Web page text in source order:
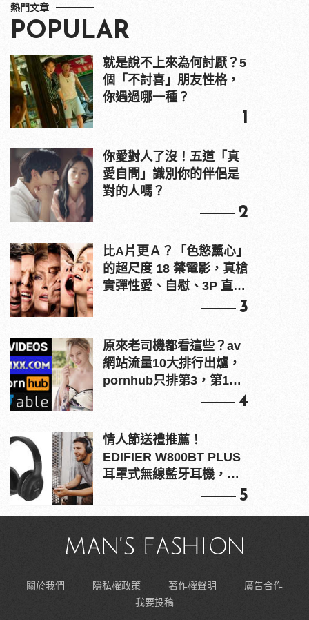
熱門文章
POPULAR
就是說不上來為何討厭？5
個「不討喜」朋友性格，
你遇過哪一種？
1
你愛對人了沒！五道「真
愛自問」識別你的伴侶是
對的人嗎？
2
比A片更Ａ？「色慾薰心」
的超尺度 18 禁電影，真槍
實彈性愛、自慰、3P 直接
3
原來老司機都看這些？av
網站流量10大排行出爐，
pornhub只排第3，第1名
4
情人節送禮推薦！
EDIFIER W800BT PLUS
耳罩式無線藍牙耳機，在
5
關於我們 隱私權政策 著作權聲明
廣告合作
我要投稿